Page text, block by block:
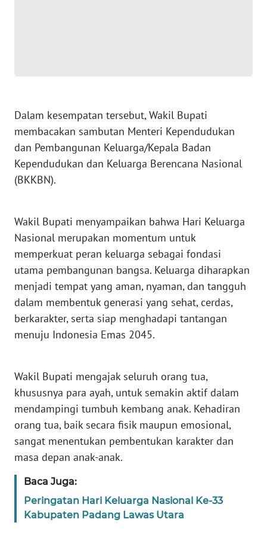
Dalam kesempatan tersebut, Wakil Bupati
membacakan sambutan Menteri Kependudukan
dan Pembangunan Keluarga/Kepala Badan
Kependudukan dan Keluarga Berencana Nasional
(BKKBN). ⁣
Wakil Bupati menyampaikan bahwa Hari Keluarga
Nasional merupakan momentum untuk
memperkuat peran keluarga sebagai fondasi
utama pembangunan bangsa. Keluarga diharapkan
menjadi tempat yang aman, nyaman, dan tangguh
dalam membentuk generasi yang sehat, cerdas,
berkarakter, serta siap menghadapi tantangan
menuju Indonesia Emas 2045.⁣
Wakil Bupati mengajak seluruh orang tua,
khususnya para ayah, untuk semakin aktif dalam
mendampingi tumbuh kembang anak. Kehadiran
orang tua, baik secara fisik maupun emosional,
sangat menentukan pembentukan karakter dan
masa depan anak-anak.⁣
Baca Juga:
Peringatan Hari Keluarga Nasional Ke-33
Kabupaten Padang Lawas Utara
SERAMBI
WN
WN
SULTRA
WN
NTB
WN
SULTENG
SULBAR
WN
WN
SUMBAR
WN
SUMSEL